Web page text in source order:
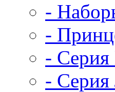
-
-
- Серия
- Серия